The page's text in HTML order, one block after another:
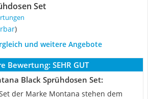
Set
)
und weitere Angebote
Bewertung: SEHR GUT
Black Sprühdosen Set:
der Marke Montana stehen dem